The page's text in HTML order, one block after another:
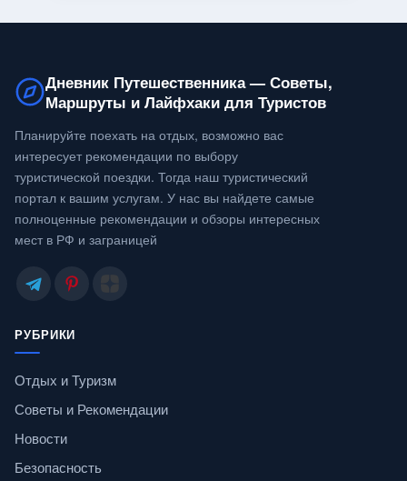
Дневник Путешественника — Советы,
Маршруты и Лайфхаки для Туристов
Планируйте поехать на отдых, возможно вас
интересует рекомендации по выбору
туристической поездки. Тогда наш туристический
портал к вашим услугам. У нас вы найдете самые
полноценные рекомендации и обзоры интересных
мест в РФ и заграницей
РУБРИКИ
Отдых и Туризм
Советы и Рекомендации
Новости
Безопасность